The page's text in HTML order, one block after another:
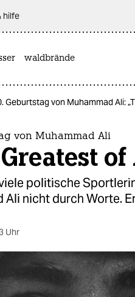
hilfe
waldbrände
Geburtstag von Muhammad Ali:
von Muhammad Ali
politische
Ali nicht durch Worte.
Uhr